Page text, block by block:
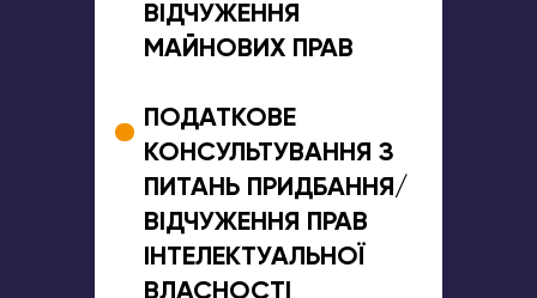
ВІДЧУЖЕННЯ
МАЙНОВИХ ПРАВ
ПОДАТКОВЕ
КОНСУЛЬТУВАННЯ З
ПИТАНЬ ПРИДБАННЯ/
ВІДЧУЖЕННЯ ПРАВ
ІНТЕЛЕКТУАЛЬНОЇ
ВЛАСНОСТІ